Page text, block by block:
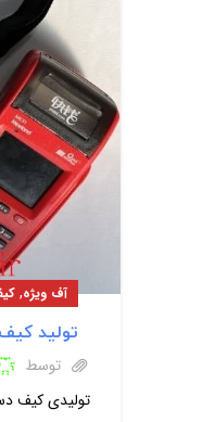
آف ویژه,
تولید
توسط
تولیدی کیف